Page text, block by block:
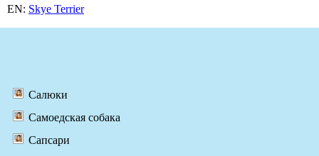
EN: Skye Terrier
Салюки
Самоедская собака
Сапсари